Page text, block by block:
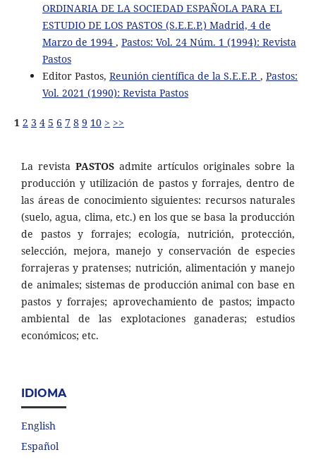
ORDINARIA DE LA SOCIEDAD ESPAÑOLA PARA EL
ESTUDIO DE LOS PASTOS (S.E.E.P.) Madrid, 4 de
Marzo de 1994 , Pastos: Vol. 24 Núm. 1 (1994): Revista
Pastos
Editor Pastos, Reunión científica de la S.E.E.P. , Pastos:
Vol. 2021 (1990): Revista Pastos
1 2 3 4 5 6 7 8 9 10 > >>
La revista PASTOS admite artículos originales sobre la
producción y utilización de pastos y forrajes, dentro de
las áreas de conocimiento siguientes: recursos naturales
(suelo, agua, clima, etc.) en los que se basa la producción
de pastos y forrajes; ecología, nutrición, protección,
selección, mejora, manejo y conservación de especies
forrajeras y pratenses; nutrición, alimentación y manejo
de animales; sistemas de producción animal con base en
pastos y forrajes; aprovechamiento de pastos; impacto
ambiental de las explotaciones ganaderas; estudios
económicos; etc.
IDIOMA
English
Español